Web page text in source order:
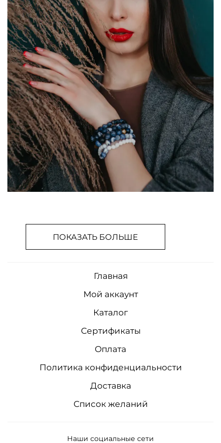
ПОКАЗАТЬ БОЛЬШЕ
Главная
Мой аккаунт
Каталог
Сертификаты
Оплата
Политика конфиденциальности
Доставка
Список желаний
Наши социальные сети